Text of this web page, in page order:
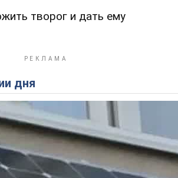
творог и дать ему
дня